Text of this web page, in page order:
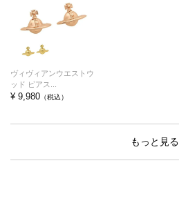
ヴィヴィアンウエストウ
ッド ピアス...
¥ 9,980 （税込）
もっと見る